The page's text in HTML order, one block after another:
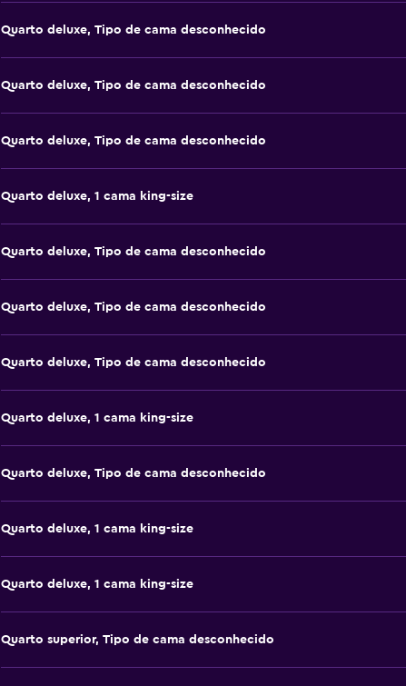
Quarto deluxe, Tipo de cama desconhecido
Quarto deluxe, Tipo de cama desconhecido
Quarto deluxe, Tipo de cama desconhecido
Quarto deluxe, 1 cama king-size
Quarto deluxe, Tipo de cama desconhecido
Quarto deluxe, Tipo de cama desconhecido
Quarto deluxe, Tipo de cama desconhecido
Quarto deluxe, 1 cama king-size
Quarto deluxe, Tipo de cama desconhecido
Quarto deluxe, 1 cama king-size
Quarto deluxe, 1 cama king-size
Quarto superior, Tipo de cama desconhecido